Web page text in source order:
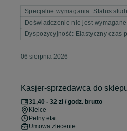
Specjalne wymagania: Status
Doświadczenie nie jest wymagane
Dyspozycyjność: Elastyczny czas
06 sierpnia 2026
Kasjer-sprzedawca do
31,40 - 32 zł / godz. brutto
Kielce
Pełny etat
Umowa zlecenie